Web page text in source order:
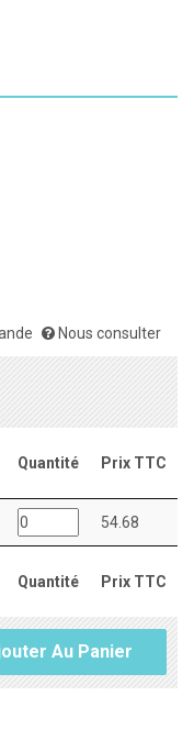
Nous consulter
Quantité Prix TTC
Quantité Prix TTC
54.68
Au Panier